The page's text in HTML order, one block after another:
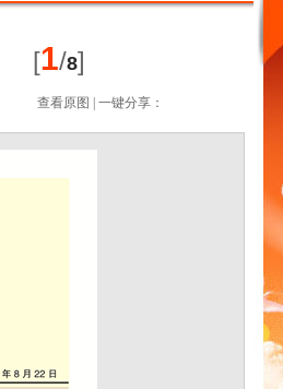
[1/8]
查看原图 | 一键分享：